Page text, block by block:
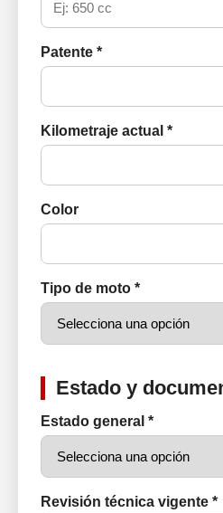
Patente *
Kilometraje actual *
Color
Tipo de moto *
Estado y
Estado general *
Revisión técnica vigente *